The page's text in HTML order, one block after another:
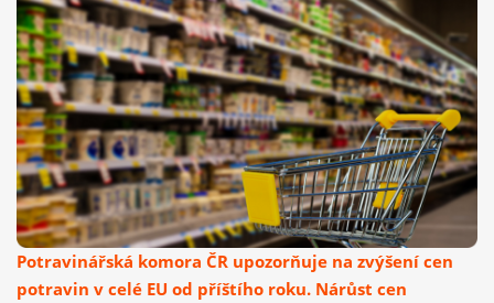
Potravinářská komora ČR upozorňuje na zvýšení cen
potravin v celé EU od příštího roku. Nárůst cen